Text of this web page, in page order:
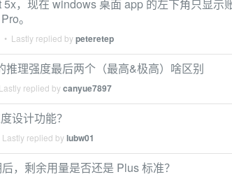
5x，现在 windows 桌面 app 的左下角只显示
。
• Lastly replied bypeteretep
推理强度最后两个（最高&极高）啥区别
replied bycanyue7897
设计功能？
Lastly replied bylubw01
，剩余用量是否还是 Plus 标准？